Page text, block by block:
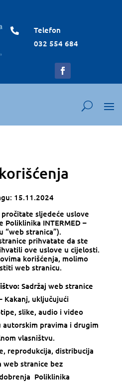

Telefon
032 554 684
15.11.2024
sljedeće uslove
Poliklinika INTERMED –
“web stranica”).
prihvatate da ste
ove uslove u cijelosti.
korišćenja, molimo
web stranicu.
Sadržaj web stranice
Kakanj, uključujući
slike, audio i video
autorskim pravima i drugim
vlasništvu.
reprodukcija, distribucija
web stranice bez
Poliklinika